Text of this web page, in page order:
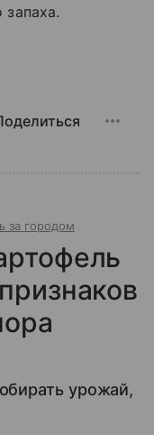
запаха.
за городом
урожай,